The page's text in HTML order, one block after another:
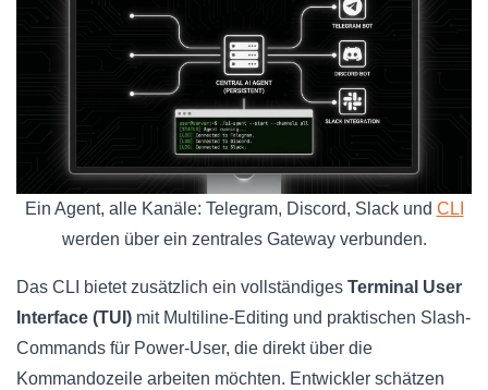
Ein Agent, alle Kanäle: Telegram, Discord, Slack und CLI
werden über ein zentrales Gateway verbunden.
Das CLI bietet zusätzlich ein vollständiges Terminal User
Interface (TUI) mit Multiline-Editing und praktischen Slash-
Commands für Power-User, die direkt über die
Kommandozeile arbeiten möchten. Entwickler schätzen